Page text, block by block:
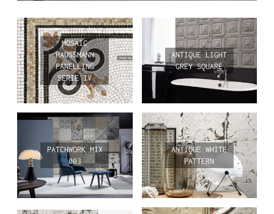
MOSAIC
HAUSSMANN
PANELLING
SERIE IV
ANTIQUE LIGHT
GREY SQUARE
PATCHWORK MIX
003
ANTIQUE WHITE
PATTERN